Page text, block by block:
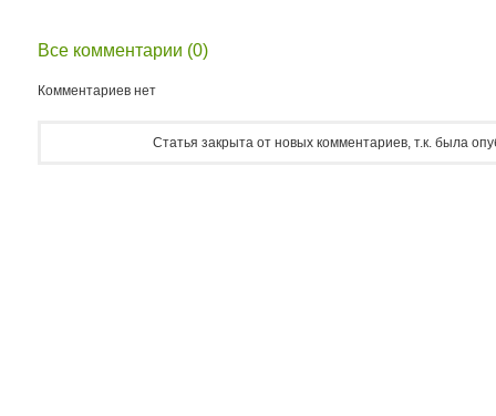
Все комментарии (0)
Комментариев нет
Статья закрыта от новых комментариев, т.к. была